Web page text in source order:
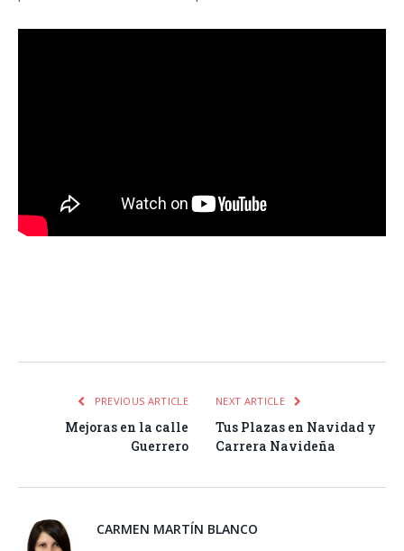
PREVIOUS ARTICLE
Mejoras en la calle
Guerrero
NEXT ARTICLE
Tus Plazas en Navidad y
Carrera Navideña
CARMEN MARTÍN BLANCO